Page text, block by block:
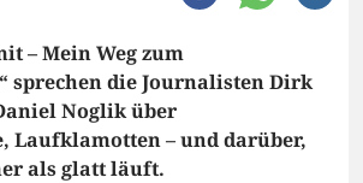
– Mein Weg zum
sprechen die Journalisten Dirk
Noglik über
Laufklamotten – und darüber,
als glatt läuft.